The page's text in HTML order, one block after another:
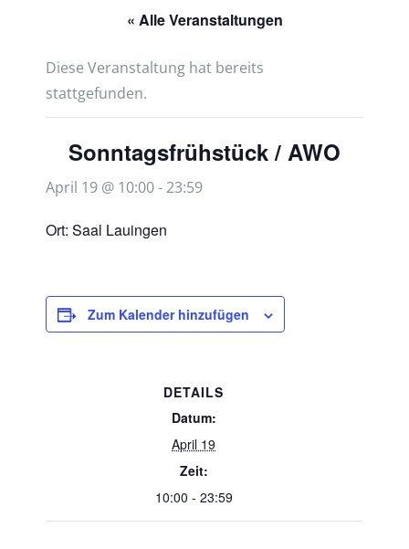
« Alle Veranstaltungen
Diese Veranstaltung hat bereits
stattgefunden.
Sonntagsfrühstück / AWO
April 19 @ 10:00-23:59
Ort: Saal Lauingen
Zum Kalender hinzufügen
DETAILS
Datum:
April 19
Zeit:
10:00 - 23:59